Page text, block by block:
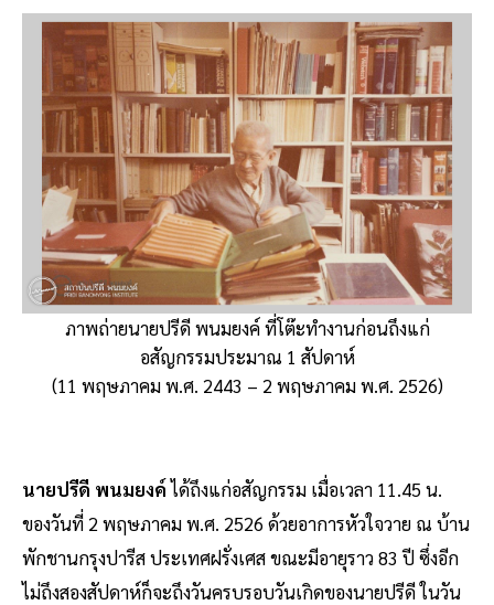
ภาพถ่ายนายปรีดี พนมยงค์ ที่โต๊ะทำงานก่อนถึงแก่
อสัญกรรมประมาณ 1 สัปดาห์
(11 พฤษภาคม พ.ศ. 2443 – 2 พฤษภาคม พ.ศ. 2526)
นายปรีดี พนมยงค์ได้ถึงแก่อสัญกรรม เมื่อเวลา 11.45 น.
ของวันที่ 2 พฤษภาคม พ.ศ. 2526 ด้วยอาการหัวใจวาย ณ บ้าน
พักชานกรุงปารีส ประเทศฝรั่งเศส ขณะมีอายุราว 83 ปี ซึ่งอีก
ไม่ถึงสองสัปดาห์ก็จะถึงวันครบรอบวันเกิดของนายปรีดี ในวัน